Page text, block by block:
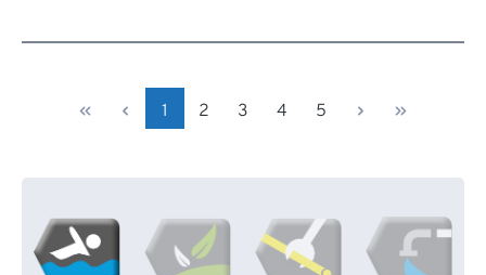
Seite
1 Seite
2 Seite
3 Seite
4 Seite
5